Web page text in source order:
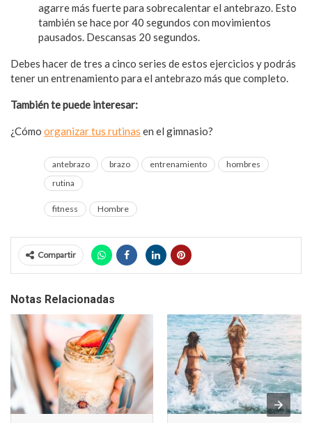
agarre más fuerte para sobrecalentar el antebrazo. Esto
también se hace por 40 segundos con movimientos
pausados. Descansas 20 segundos.
Debes hacer de tres a cinco series de estos ejercicios y podrás
tener un entrenamiento para el antebrazo más que completo.
También te puede interesar:
¿Cómo organizar tus rutinas en el gimnasio?
antebrazo brazo entrenamiento
hombres
rutina
fitness Hombre
Compartir
Notas Relacionadas